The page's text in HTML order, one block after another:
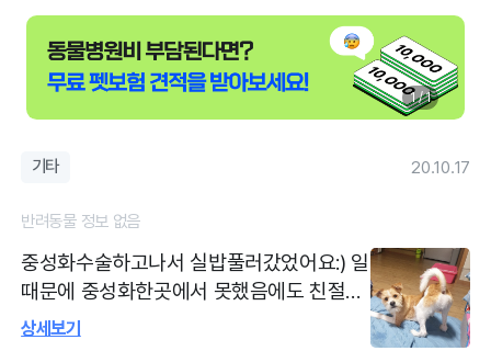
1 / 1
기타 20.10.17
반려동물 정보 없음
중성화수술하고나서 실밥풀러갔었어요:) 일
때문에 중성화한곳에서 못했음에도 친절하
게 잘해주시고, 아이가 다른 불편한곳도 없
상세보기